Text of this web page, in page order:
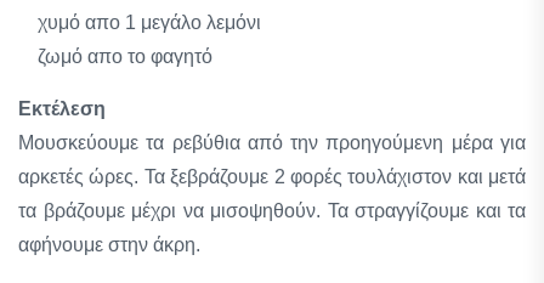
χυμό απο 1 μεγάλο λεμόνι
ζωμό απο το φαγητό
Εκτέλεση
Μουσκεύουμε τα ρεβύθια από την προηγούμενη μέρα για
αρκετές ώρες. Τα ξεβράζουμε 2 φορές τουλάχιστον και μετά
τα βράζουμε μέχρι να μισοψηθούν. Τα στραγγίζουμε και τα
αφήνουμε στην άκρη.